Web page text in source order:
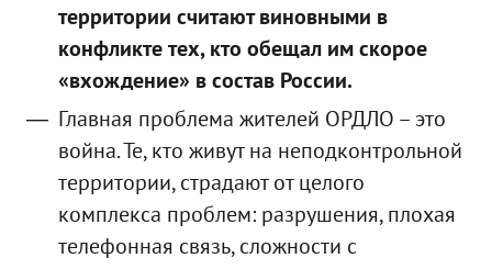
территории считают виновными в
конфликте тех, кто обещал им скорое
«вхождение» в состав России.
Главная проблема жителей ОРДЛО – это
война. Те, кто живут на неподконтрольной
территории, страдают от целого
комплекса проблем: разрушения, плохая
телефонная связь, сложности с